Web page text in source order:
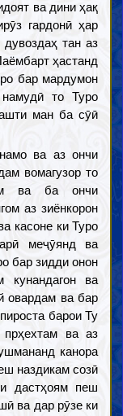
ва дини ҳақ
гардонӣ ҳар
тан аз
ҳастанд
бар мардумон
то Туро
ман ба сӯӣ
ва аз ончи
вомагузор то
ва ба ончи
аз зиёнкорон
касоне ки Туро
меҷӯянд ва
бар зидди онон
кунандагон ва
овардам ва бар
барои Ту
прҳехтам ва аз
канора
наздикам созӣ
дастҳоям пеш
ва дар рӯзе ки